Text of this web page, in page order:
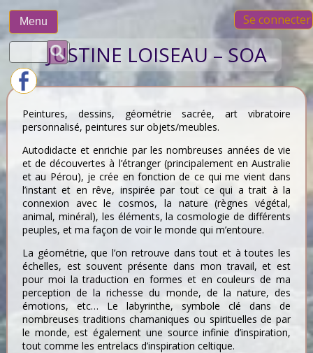
Menu Se connecter
Rechercher :JUSTINE LOISEAU – SOA
Peintures, dessins, géométrie sacrée, art vibratoire
personnalisé, peintures sur objets/meubles.
Autodidacte et enrichie par les nombreuses années de vie
et de découvertes à l’étranger (principalement en Australie
et au Pérou), je crée en fonction de ce qui me vient dans
l’instant et en rêve, inspirée par tout ce qui a trait à la
connexion avec le cosmos, la nature (règnes végétal,
animal, minéral), les éléments, la cosmologie de différents
peuples, et ma façon de voir le monde qui m’entoure.
La géométrie, que l’on retrouve dans tout et à toutes les
échelles, est souvent présente dans mon travail, et est
pour moi la traduction en formes et en couleurs de ma
perception de la richesse du monde, de la nature, des
émotions, etc… Le labyrinthe, symbole clé dans de
nombreuses traditions chamaniques ou spirituelles de par
le monde, est également une source infinie d’inspiration,
tout comme les entrelacs d’inspiration celtique.